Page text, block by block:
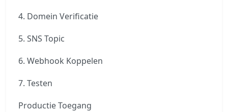
4. Domein Verificatie
5. SNS Topic
6. Webhook Koppelen
7. Testen
Productie Toegang